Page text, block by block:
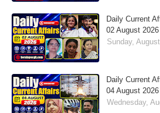
Daily Current
02 August
Sunday,
Daily Current
04 August
Wednesday,